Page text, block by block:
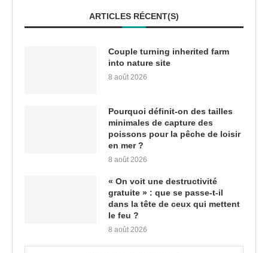
ARTICLES RÉCENT(S)
Couple turning inherited farm
into nature site
8 août 2026
Pourquoi définit-on des tailles
minimales de capture des
poissons pour la pêche de loisir
en mer ?
8 août 2026
« On voit une destructivité
gratuite » : que se passe-t-il
dans la tête de ceux qui mettent
le feu ?
8 août 2026